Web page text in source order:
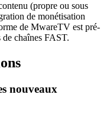
(propre ou sous
de monétisation
de MwareTV est pré-
chaînes FAST.
nouveaux